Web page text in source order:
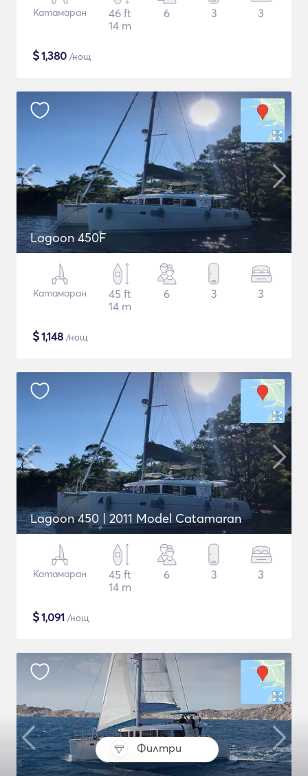
Филтри
Катамаран
46 ft
14 m
6 3 3
$1,380 /нощ
Lagoon 450F
Катамаран
45 ft
14 m
6 3 3
$1,148 /нощ
Lagoon 450 | 2011 Model Catamaran
Катамаран
45 ft
14 m
6 3 3
$1,091 /нощ